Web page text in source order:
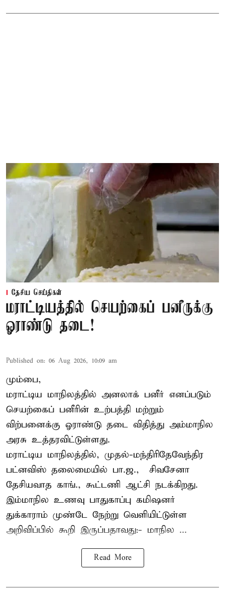
தேசிய செய்திகள்
மராட்டியத்தில் செயற்கைப் பனீருக்கு
ஓராண்டு தடை!
Published on: 06 Aug 2026, 10:09 am
மும்பை,
மராட்டிய மாநிலத்தில் அனலாக் பனீர் எனப்படும்
செயற்கைப் பனீரின் உற்பத்தி மற்றும்
விற்பனைக்கு ஓராண்டு தடை விதித்து அம்மாநில
அரசு உத்தரவிட்டுள்ளது.
மராட்டிய மாநிலத்தில், முதல்-மந்திரிதேவேந்திர
பட்னவிஸ் தலைமையில் பா.ஜ., – சிவசேனா –
தேசியவாத காங்., கூட்டணி ஆட்சி நடக்கிறது.
இம்மாநில உணவு பாதுகாப்பு கமிஷனர்
துக்காராம் முண்டே நேற்று வெளியிட்டுள்ள
அறிவிப்பில் கூறி இருப்பதாவது:- மாநில ...
Read More